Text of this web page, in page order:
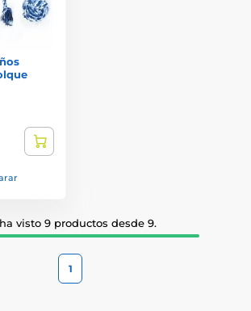
visto 9 productos desde 9.
1